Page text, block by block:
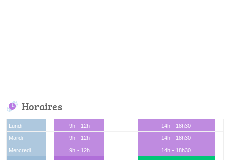
Horaires
Lundi 9h - 12h
14h - 18h30
Mardi
9h - 12h
14h - 18h30
Mercredi
9h - 12h
14h - 18h30